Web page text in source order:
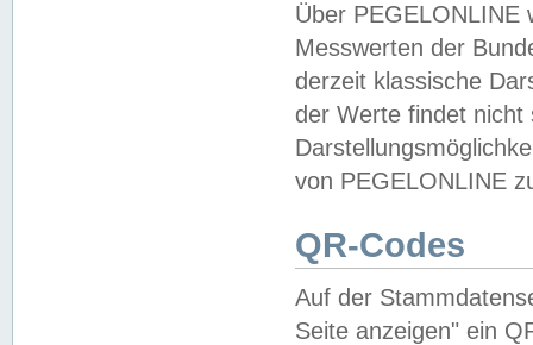
Über PEGELONLINE
Messwerten der
derzeit klassische
der Werte findet
von PEGELONLINE
QR-Codes
Auf der
Seite anzeigen" ein